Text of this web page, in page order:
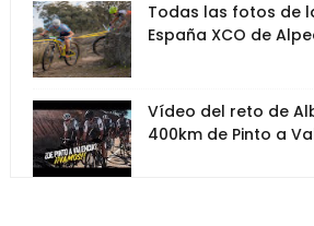
Todas las fotos de
España XCO de
Vídeo del reto de
400km de Pinto a